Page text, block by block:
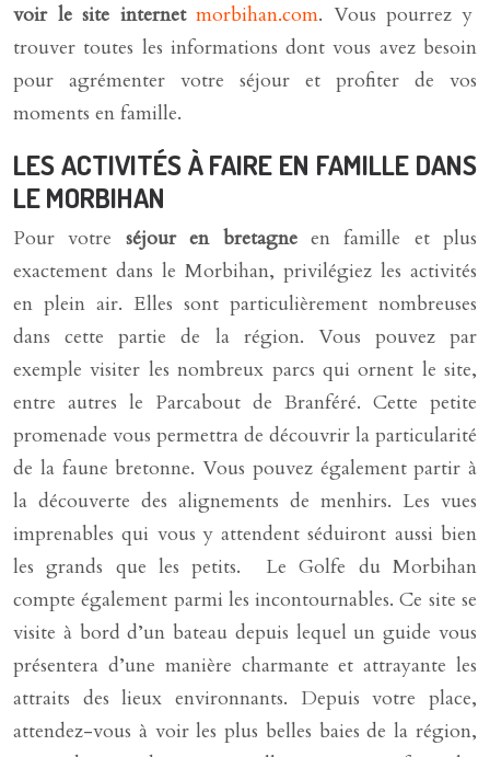
voir le site internet morbihan.com. Vous pourrez y
trouver toutes les informations dont vous avez besoin
pour agrémenter votre séjour et profiter de vos
moments en famille.
LES ACTIVITÉS À FAIRE EN FAMILLE DANS
LE MORBIHAN
Pour votre séjour en bretagneen famille et plus
exactement dans le Morbihan, privilégiez les activités
en plein air. Elles sont particulièrement nombreuses
dans cette partie de la région. Vous pouvez par
exemple visiter les nombreux parcs qui ornent le site,
entre autres le Parcabout de Branféré. Cette petite
promenade vous permettra de découvrir la particularité
de la faune bretonne. Vous pouvez également partir à
la découverte des alignements de menhirs. Les vues
imprenables qui vous y attendent séduiront aussi bien
les grands que les petits. Le Golfe du Morbihan
compte également parmi les incontournables. Ce site se
visite à bord d’un bateau depuis lequel un guide vous
présentera d’une manière charmante et attrayante les
attraits des lieux environnants. Depuis votre place,
attendez-vous à voir les plus belles baies de la région,